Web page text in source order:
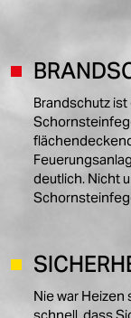
Brandschutz
deutlich. Nicht
Nie war Heizen